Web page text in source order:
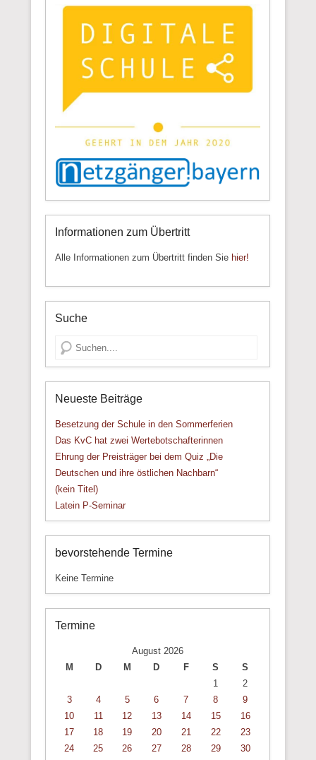
Informationen zum Übertritt
Alle Informationen zum Übertritt finden Sie hier!
Suche
Suche
Neueste Beiträge
Besetzung der Schule in den Sommerferien
Das KvC hat zwei Wertebotschafterinnen
Ehrung der Preisträger bei dem Quiz „Die
Deutschen und ihre östlichen Nachbarn“
(kein Titel)
Latein P-Seminar
bevorstehende Termine
Keine Termine
Termine
August 2026
M
D M D F S
S
1
2
3
4 5 6 7 8
9
10
11 12 13 14 15
16
17
18 19 20 21 22
23
24
25 26 27 28 29
30